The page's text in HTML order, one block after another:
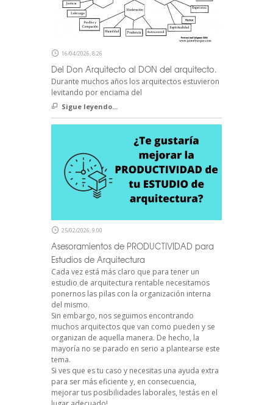
16/04/2026, 8:26
Del Don Arquitecto al DON del arquitecto.
Durante muchos años los arquitectos estuvieron
levitando por enciama del
Sigue leyendo...
25/02/2026, 9:00
Asesoramientos de PRODUCTIVIDAD para
Estudios de Arquitectura
Cada vez está más claro que para tener un
estudio de arquitectura rentable necesitamos
ponernos las pilas con la organización interna
del mismo.
Sin embargo, nos seguimos encontrando
muchos arquitectos que van como pueden y se
organizan de aquella manera. De hecho, la
mayoría no se parado en serio a plantearse este
tema.
Si ves que es tu caso y necesitas una ayuda extra
para ser más eficiente y, en consecuencia,
mejorar tus posibilidades laborales, !estás en el